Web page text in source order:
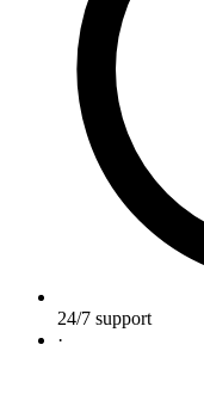
24/7 support
·